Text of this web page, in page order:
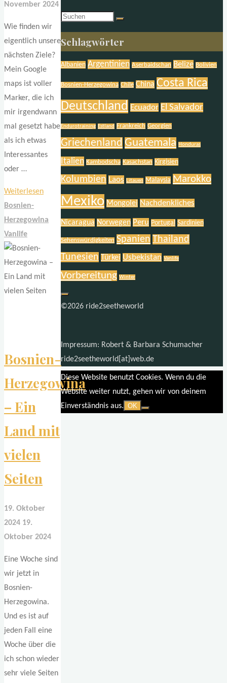
November 2024
Wie finden wir
eigentlich unsere
nächsten Ziele?
Mein Google
maps ist voller
Marker, die ich
mir irgendwann
mal gesetzt habe
als ich etwas
Interessantes
oder …
Weiterlesen"Zwei
weniger
bekannte
Bosnien-
Herzegowina
Vanlife
Bosnien-
Herzegowina
– Ein
Land mit
vielen
Seiten
19. Oktober
2024 19.
Oktober 2024
Eine Woche sind
wir jetzt in
Bosnien-
Herzegowina.
Und es ist auf
jeden Fall eine
Woche über die
ich schon wieder
sehr viele Seiten
Suchen
nach:
Schlagwörter
Albanien Argentinien Aserbaidschan Belize Bolivien
Bosnien-Herzegowina Chile China Costa Rica
Deutschland Ecuador El Salvador
Endurotraining Estland Frankreich Georgien
Griechenland Guatemala Honduras
Italien Kambodscha Kasachstan Kirgisien
Kolumbien Laos Litauen Malaysia Marokko
Mexiko Mongolei Nachdenkliches
Nicaragua Norwegen Peru Portugal Sardinien
Sehenswürdigkeiten Spanien Thailand
Tunesien
Türkei Usbekistan Vanlife
Vorbereitung Winter
©2026 ride2seetheworld
Impressum: Robert & Barbara Schumacher
ride2seetheworld[at]web.de
Diese Website benutzt Cookies. Wenn du die
Website weiter nutzt, gehen wir von deinem
Einverständnis aus. OK